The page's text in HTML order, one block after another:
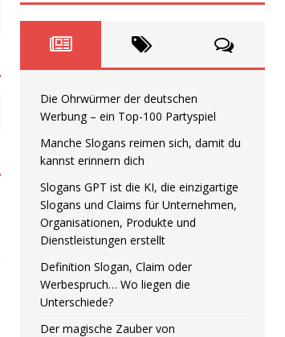
Die Ohrwürmer der deutschen
Werbung – ein Top-100 Partyspiel
Manche Slogans reimen sich, damit du
kannst erinnern dich
Slogans GPT ist die KI, die einzigartige
Slogans und Claims für Unternehmen,
Organisationen, Produkte und
Dienstleistungen erstellt
Definition Slogan, Claim oder
Werbespruch… Wo liegen die
Unterschiede?
Der magische Zauber von